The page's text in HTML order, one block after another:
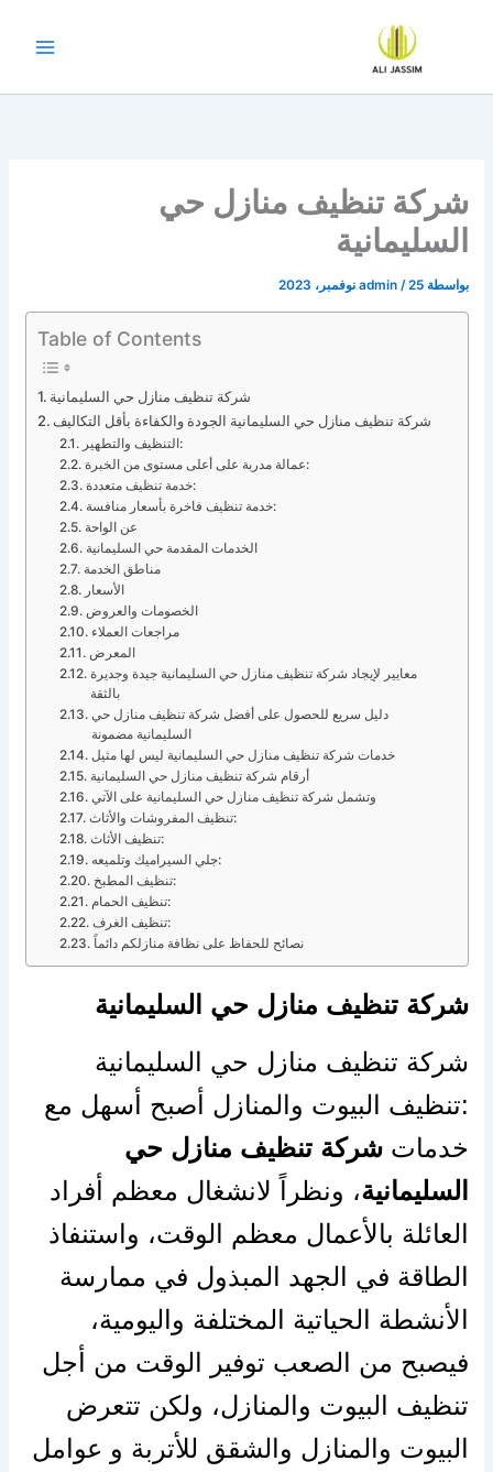
شركة تنظيف منازل حي
السليمانية
بواسطة admin /25 نوفمبر، 2023
Table of Contents
شركة تنظيف منازل حي السليمانية
شركة تنظيف منازل حي السليمانية الجودة والكفاءة بأقل التكاليف
التنظيف والتطهير:
عمالة مدربة على أعلى مستوى من الخبرة:
خدمة تنظيف متعددة:
خدمة تنظيف فاخرة بأسعار منافسة:
عن الواحة
الخدمات المقدمة حي السليمانية
مناطق الخدمة
الأسعار
الخصومات والعروض
مراجعات العملاء
المعرض
معايير لإيجاد شركة تنظيف منازل حي السليمانية جيدة وجديرة
بالثقة
دليل سريع للحصول على أفضل شركة تنظيف منازل حي
السليمانية مضمونة
خدمات شركة تنظيف منازل حي السليمانية ليس لها مثيل
أرقام شركة تنظيف منازل حي السليمانية
وتشمل شركة تنظيف منازل حي السليمانية على الآتي
تنظيف المفروشات والأثاث:
تنظيف الأثاث:
جلي السيراميك وتلميعه:
تنظيف المطبخ:
تنظيف الحمام:
تنظيف الغرف:
نصائح للحفاظ على نظافة منازلكم دائماً
شركة تنظيف منازل حي السليمانية
شركة تنظيف منازل حي السليمانية
:تنظيف البيوت والمنازل أصبح أسهل مع
خدماتشركة تنظيف منازل حي
السليمانية، ونظراً لانشغال معظم أفراد
العائلة بالأعمال معظم الوقت، واستنفاذ
الطاقة في الجهد المبذول في ممارسة
الأنشطة الحياتية المختلفة واليومية،
فيصبح من الصعب توفير الوقت من أجل
تنظيف البيوت والمنازل، ولكن تتعرض
البيوت والمنازل والشقق للأتربة و عوامل